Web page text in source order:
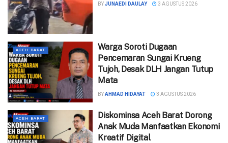
BYJUNAEDI DAULAY 3 AGUSTUS 2026
ACEH BARAT
Warga Soroti Dugaan
Pencemaran Sungai Krueng
Tujoh, Desak DLH Jangan Tutup
Mata
BYAHMAD HIDAYAT 3 AGUSTUS 2026
ACEH BARAT
Diskominsa Aceh Barat Dorong
Anak Muda Manfaatkan Ekonomi
Kreatif Digital